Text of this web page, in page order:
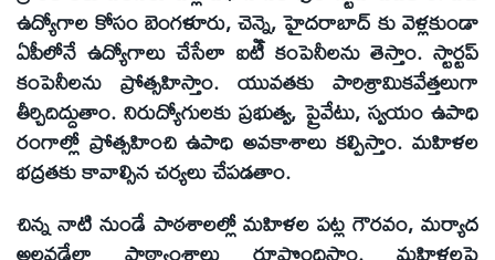
ఉద్యోగాల కోసం బెంగళూరు, చెన్నై, హైదరాబాద్ కు వెళ్లకుండా
ఏపీలోనే ఉద్యోగాలు చేసేలా ఐటీ కంపెనీలను తెస్తాం. స్టార్టప్
కంపెనీలను ప్రోత్సహిస్తాం. యువతకు పారిశ్రామికవేత్తలుగా
తీర్చిదిద్దుతాం. నిరుద్యోగులకు ప్రభుత్వ, ప్రైవేటు, స్వయం ఉపాధి
రంగాల్లో ప్రోత్సహించి ఉపాధి అవకాశాలు కల్పిస్తాం. మహిళల
భద్రతకు కావాల్సిన చర్యలు చేపడతాం.
చిన్న నాటి నుండే పాఠశాలల్లో మహిళల పట్ల గౌరవం, మర్యాద